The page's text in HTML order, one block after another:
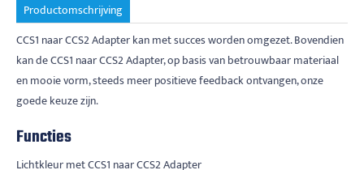
Productomschrijving
CCS1 naar CCS2 Adapter kan met succes worden omgezet. Bovendien
kan de CCS1 naar CCS2 Adapter, op basis van betrouwbaar materiaal
en mooie vorm, steeds meer positieve feedback ontvangen, onze
goede keuze zijn.
Functies
Lichtkleur met CCS1 naar CCS2 Adapter